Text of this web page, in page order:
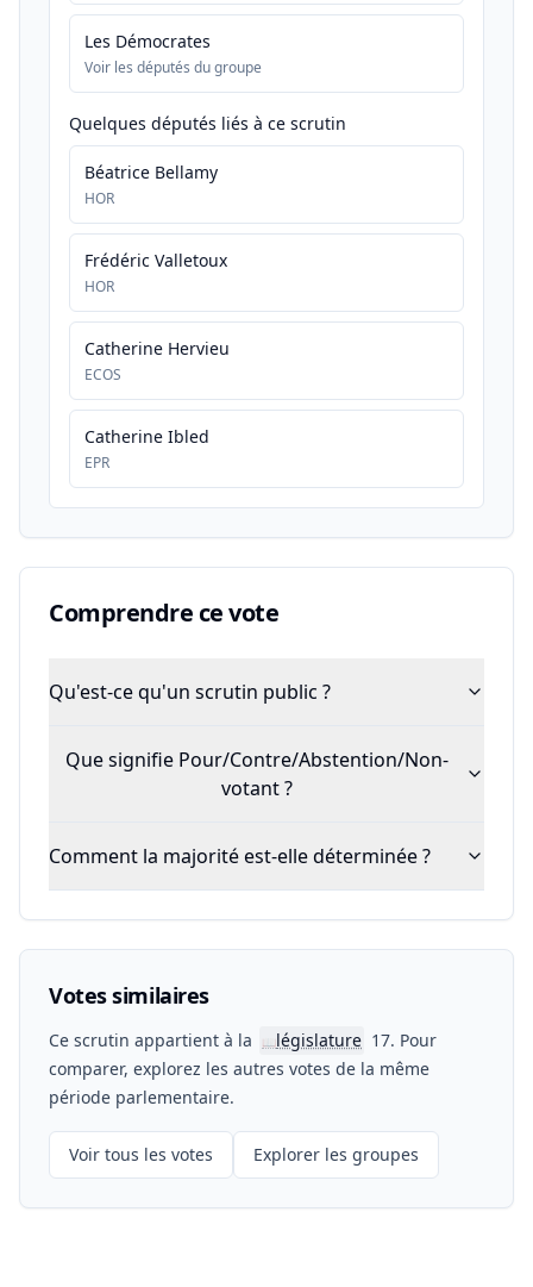
Les Démocrates
Voir les députés du groupe
Quelques députés liés à ce scrutin
Béatrice Bellamy
HOR
Frédéric Valletoux
HOR
Catherine Hervieu
ECOS
Catherine Ibled
EPR
Comprendre ce vote
Qu'est-ce qu'un scrutin public ?
Que signifie Pour/Contre/Abstention/Non-
votant ?
Comment la majorité est-elle déterminée ?
Votes similaires
Ce scrutin appartient à la 📖législature 17. Pour
comparer, explorez les autres votes de la même
période parlementaire.
Voir tous les votes Explorer les groupes